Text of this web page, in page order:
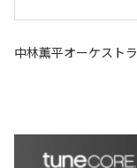
中林薫平オーケストラ